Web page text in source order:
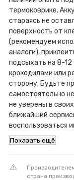
термоковрике.
стараясь не
поверхность от
(рекомендуем
аналоги),
подсыхать на 8-12
крокодилами или
сторону. Будьте
самостоятельно
не уверены в
ближайший
воспользоваться
Показать ещё
страна